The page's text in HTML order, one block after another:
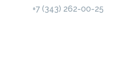
+7 (343) 262-00-25